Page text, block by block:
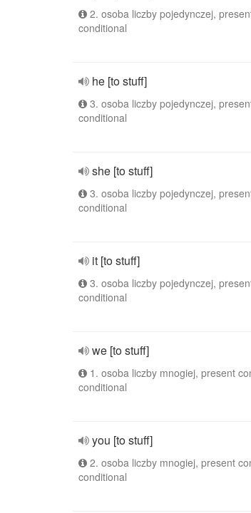
2. osoba liczby pojedynczej,
conditional
he [to stuff]
3. osoba liczby pojedynczej,
conditional
she [to stuff]
3. osoba liczby pojedynczej,
conditional
it [to stuff]
3. osoba liczby pojedynczej,
conditional
we [to stuff]
1. osoba liczby mnogiej, present
conditional
you [to stuff]
2. osoba liczby mnogiej, present
conditional